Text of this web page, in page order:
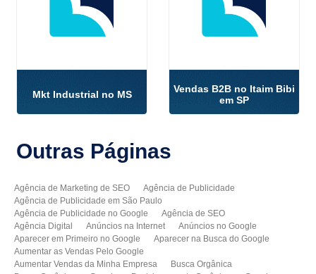
Mkt Industrial no MS
Vendas B2B no Itaim Bibi
em SP
Outras Páginas
Agência de Marketing de SEO
Agência de Publicidade
Agência de Publicidade em São Paulo
Agência de Publicidade no Google
Agência de SEO
Agência Digital
Anúncios na Internet
Anúncios no Google
Aparecer em Primeiro no Google
Aparecer na Busca do Google
Aumentar as Vendas Pelo Google
Aumentar Vendas da Minha Empresa
Busca Orgânica